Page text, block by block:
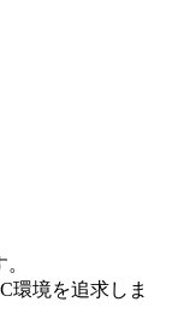
環境を追求しま